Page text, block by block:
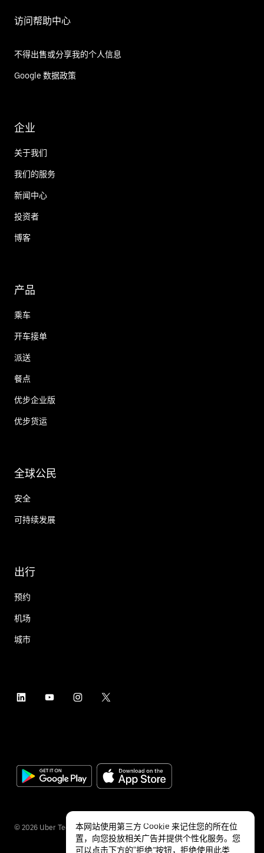
访问帮助中心
不得出售或分享我的个人信息
Google 数据政策
企业
关于我们
我们的服务
新闻中心
投资者
博客
产品
乘车
开车接单
派送
餐点
优步企业版
优步货运
全球公民
安全
可持续发展
出行
预约
机场
城市
© 2026 Uber Technologies Inc.
本网站使用第三方 Cookie 来记住您的所在位
置，向您投放相关广告并提供个性化服务。您
可以点击下方的“拒绝”按钮，拒绝使用此类